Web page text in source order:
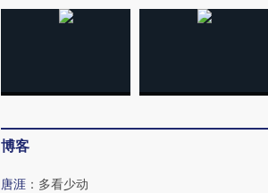
博客
唐涯 ： 多看少动